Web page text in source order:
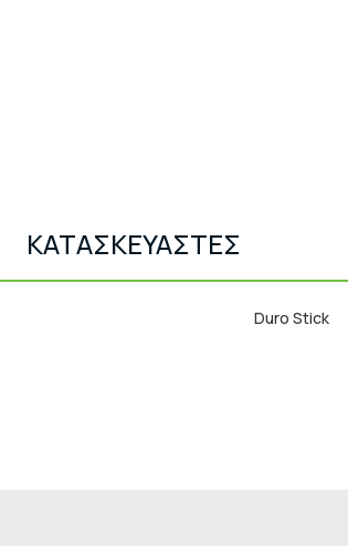
ΚΑΤΑΣΚΕΥΑΣΤΕΣ
Duro Stick